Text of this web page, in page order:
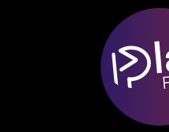
NOTICIAS